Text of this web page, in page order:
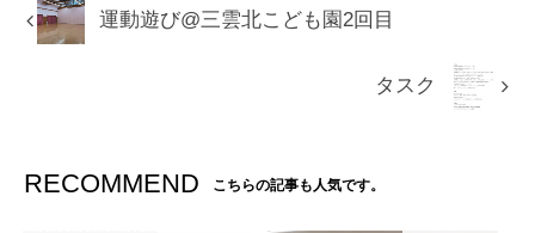
運動遊び@三雲北こども園2回目
タスク
RECOMMEND こちらの記事も人気です。